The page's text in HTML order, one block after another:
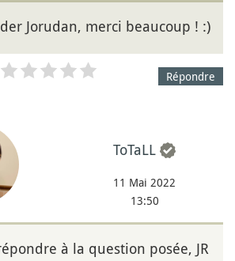
Jorudan, merci beaucoup ! :)
Répondre
ToTaLL
11 Mai 2022
13:50
à la question posée, JR